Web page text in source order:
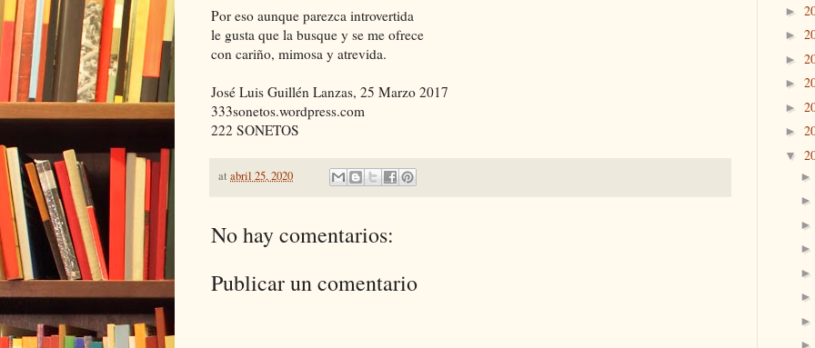
Por eso aunque parezca introvertida
le gusta que la busque y se me ofrece
con cariño, mimosa y atrevida.
José Luis Guillén Lanzas, 25 Marzo 2017
333sonetos.wordpress.com
222 SONETOS
at abril 25, 2020
No hay comentarios:
Publicar un comentario
►
►
►
►
►
►
▼